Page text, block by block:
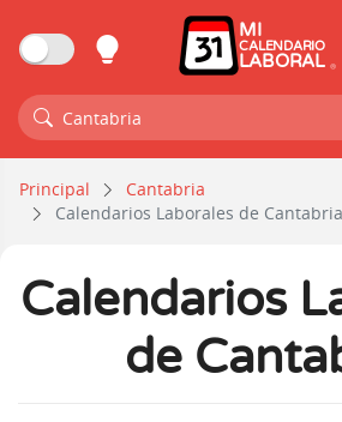
MI
CALENDARIO
LABORAL
Cantabria
Principal
Cantabria
Calendarios Laborales de Cantabria
Calendarios
de